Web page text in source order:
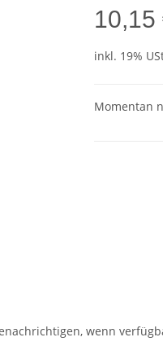
10,15
inkl. 19%
Momentan
wenn